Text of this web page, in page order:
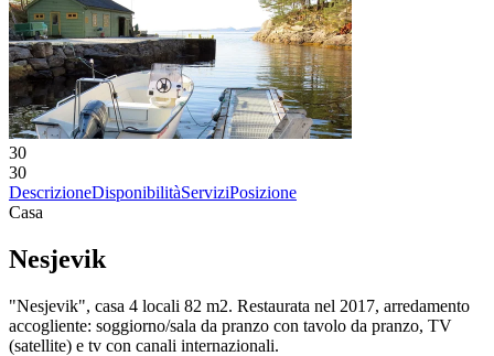
30
30
DescrizioneDisponibilitàServiziPosizione
Casa
Nesjevik
"Nesjevik", casa 4 locali 82 m2. Restaurata nel 2017, arredamento
accogliente: soggiorno/sala da pranzo con tavolo da pranzo, TV
(satellite) e tv con canali internazionali.